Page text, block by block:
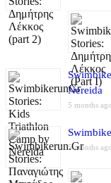
Nereida
5 months ago
5 months ago